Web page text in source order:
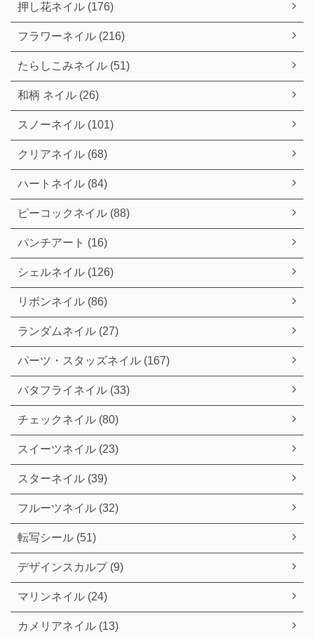
押し花ネイル (176)
フラワーネイル (216)
たらしこみネイル (51)
和柄 ネイル (26)
スノーネイル (101)
クリアネイル (68)
ハートネイル (84)
ピーコックネイル (88)
パンチアート (16)
シェルネイル (126)
リボンネイル (86)
ランダムネイル (27)
パーツ・スタッズネイル (167)
バタフライネイル (33)
チェックネイル (80)
スイーツネイル (23)
スターネイル (39)
フルーツネイル (32)
転写シール (51)
デザインスカルプ (9)
マリンネイル (24)
カメリアネイル (13)